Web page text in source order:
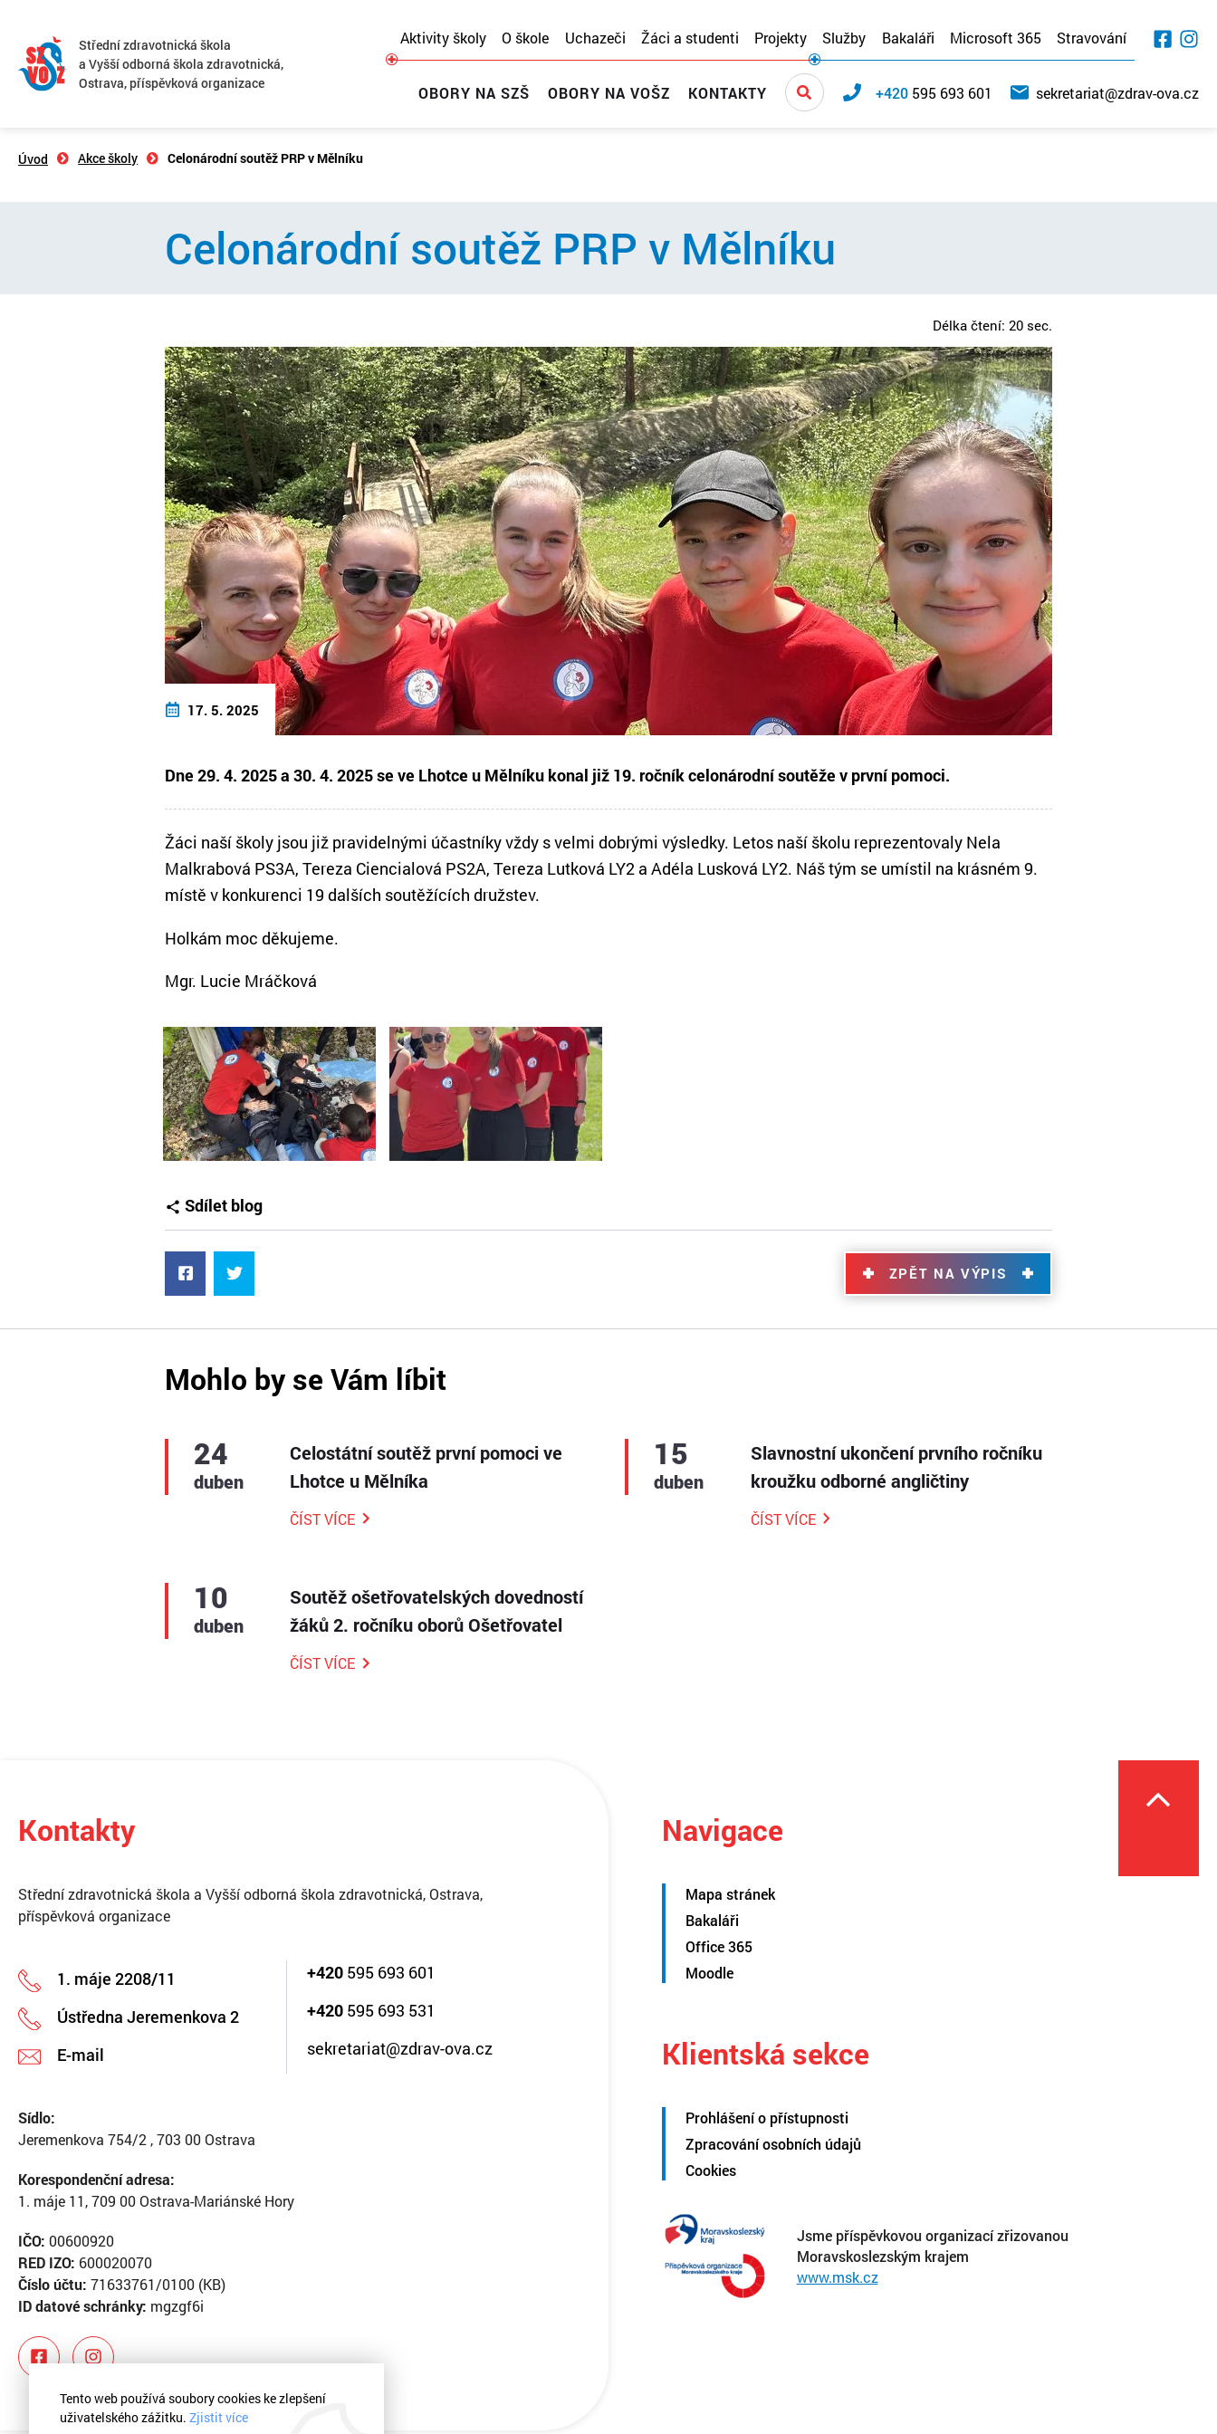
Střední zdravotnická škola
a Vyšší odborná škola zdravotnická,
Ostrava, příspěvková organizace
Aktivity školy O škole Uchazeči Žáci a studenti Projekty Služby Bakaláři Microsoft 365 Stravování
OBORY NA SZŠ OBORY NA VOŠZ KONTAKTY +420 595 693 601 sekretariat@zdrav-ova.cz
Úvod Akce školy Celonárodní soutěž PRP v Mělníku
Celonárodní soutěž PRP v Mělníku
Délka čtení: 20 sec.
17. 5. 2025
Dne 29. 4. 2025 a 30. 4. 2025 se ve Lhotce u Mělníku konal již 19. ročník celonárodní soutěže v první pomoci.
Žáci naší školy jsou již pravidelnými účastníky vždy s velmi dobrými výsledky. Letos naší školu reprezentovaly Nela
Malkrabová PS3A, Tereza Ciencialová PS2A, Tereza Lutková LY2 a Adéla Lusková LY2. Náš tým se umístil na krásném 9.
místě v konkurenci 19 dalších soutěžících družstev.
Holkám moc děkujeme.
Mgr. Lucie Mráčková
Sdílet blog
ZPĚT NA VÝPIS
Mohlo by se Vám líbit
24
duben
Celostátní soutěž první pomoci ve
Lhotce u Mělníka
ČÍST VÍCE
15
duben
Slavnostní ukončení prvního ročníku
kroužku odborné angličtiny
ČÍST VÍCE
10
duben
Soutěž ošetřovatelských dovedností
žáků 2. ročníku oborů Ošetřovatel
ČÍST VÍCE
Kontakty
Střední zdravotnická škola a Vyšší odborná škola zdravotnická, Ostrava,
příspěvková organizace
1. máje 2208/11 +420 595 693 601
Ústředna Jeremenkova 2 +420 595 693 531
E-mail sekretariat@zdrav-ova.cz
Sídlo:
Jeremenkova 754/2 , 703 00 Ostrava
Korespondenční adresa:
1. máje 11, 709 00 Ostrava-Mariánské Hory
IČO: 00600920
RED IZO: 600020070
Číslo účtu: 71633761/0100 (KB)
ID datové schránky: mgzgf6i
Navigace
Mapa stránek
Bakaláři
Office 365
Moodle
Klientská sekce
Prohlášení o přístupnosti
Zpracování osobních údajů
Cookies
Jsme příspěvkovou organizací zřizovanou
Moravskoslezským krajem
www.msk.cz
Tento web používá soubory cookies ke zlepšení
uživatelského zážitku. Zjistit více